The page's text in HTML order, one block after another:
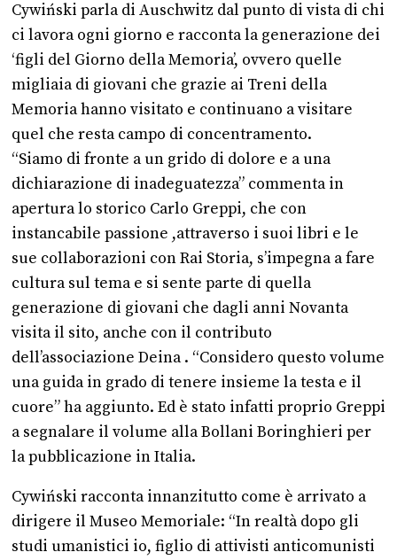
Cywiński parla di Auschwitz dal punto di vista di chi
ci lavora ogni giorno e racconta la generazione dei
‘figli del Giorno della Memoria’, ovvero quelle
migliaia di giovani che grazie ai Treni della
Memoria hanno visitato e continuano a visitare
quel che resta campo di concentramento.
“Siamo di fronte a un grido di dolore e a una
dichiarazione di inadeguatezza” commenta in
apertura lo storico Carlo Greppi, che con
instancabile passione ,attraverso i suoi libri e le
sue collaborazioni con Rai Storia, s’impegna a fare
cultura sul tema e si sente parte di quella
generazione di giovani che dagli anni Novanta
visita il sito, anche con il contributo
dell’associazione Deina . “Considero questo volume
una guida in grado di tenere insieme la testa e il
cuore” ha aggiunto. Ed è stato infatti proprio Greppi
a segnalare il volume alla Bollani Boringhieri per
la pubblicazione in Italia.
Cywiński racconta innanzitutto come è arrivato a
dirigere il Museo Memoriale: “In realtà dopo gli
studi umanistici io, figlio di attivisti anticomunisti